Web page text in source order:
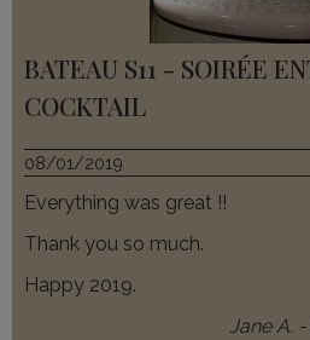
BATEAU S11 - SOIRÉE
COCKTAIL
08/01/2019
Everything was great !!
Thank you so much.
Happy 2019.
Jane A.